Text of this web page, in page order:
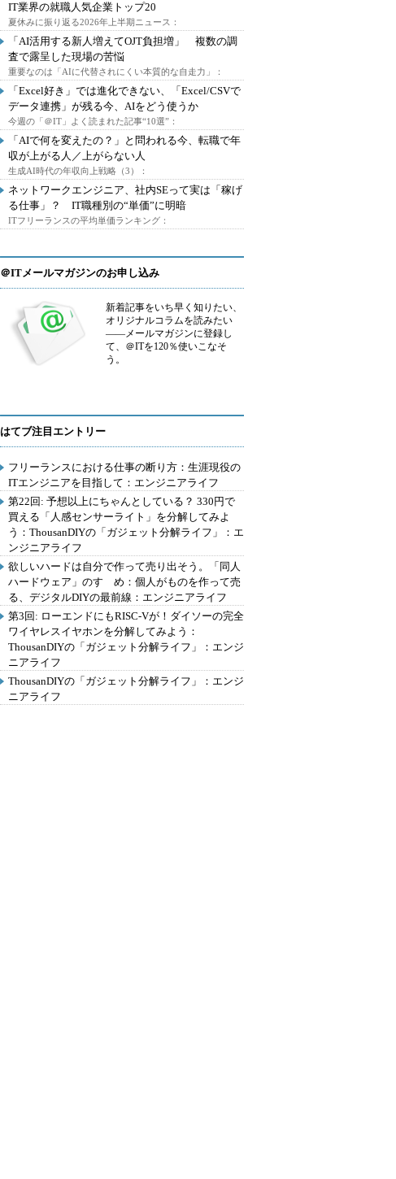
IT業界の就職人気企業トップ20
夏休みに振り返る2026年上半期ニュース：
「AI活用する新人増えてOJT負担増」 複数の調
査で露呈した現場の苦悩
重要なのは「AIに代替されにくい本質的な自走力」：
「Excel好き」では進化できない、「Excel/CSVで
データ連携」が残る今、AIをどう使うか
今週の「＠IT」よく読まれた記事“10選”：
「AIで何を変えたの？」と問われる今、転職で年
収が上がる人／上がらない人
生成AI時代の年収向上戦略（3）：
ネットワークエンジニア、社内SEって実は「稼げ
る仕事」？ IT職種別の“単価”に明暗
ITフリーランスの平均単価ランキング：
＠ITメールマガジンのお申し込み
新着記事をいち早く知りたい、
オリジナルコラムを読みたい
――メールマガジンに登録し
て、＠ITを120％使いこなそ
う。
はてブ注目エントリー
フリーランスにおける仕事の断り方：生涯現役の
ITエンジニアを目指して：エンジニアライフ
第22回: 予想以上にちゃんとしている？ 330円で
買える「人感センサーライト」を分解してみよ
う：ThousanDIYの「ガジェット分解ライフ」：エ
ンジニアライフ
欲しいハードは自分で作って売り出そう。「同人
ハードウェア」のすゝめ：個人がものを作って売
る、デジタルDIYの最前線：エンジニアライフ
第3回: ローエンドにもRISC-Vが！ダイソーの完全
ワイヤレスイヤホンを分解してみよう：
ThousanDIYの「ガジェット分解ライフ」：エンジ
ニアライフ
ThousanDIYの「ガジェット分解ライフ」：エンジ
ニアライフ